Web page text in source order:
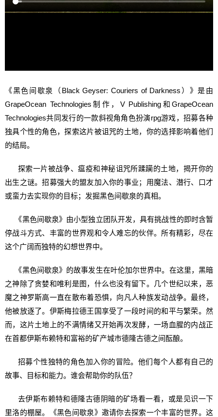
《黑色间歇泉（Black Geyser: Couriers of Darkness）》是由
GrapeOcean Technologies制作，V Publishing和GrapeOcean
Technologies共同发行的一款斜视角角色扮演rpg游戏，招募各种
独具个性的角色，探索这片被诅咒的土地，你的选择影响着他们
的结局。
探索一片被战争、瘟疫和神秘诅咒所蹂躏的土地，揭开你的
出生之谜。招募强大的盟友加入你的事业；用魔法、潜行、口才
或蛮力去实现你的目标；发掘黑色间歇泉的真相。
《黑色间歇泉》由小型独立团队开发，具有挑战性的即时含暂
停战斗方式、丰富的世界观和令人难忘的伙伴。所有精彩，尽在
这个广阔而独特的幻想世界中。
《黑色间歇泉》的故事发生在叶伦加尔世界中。在这里，黑暗
之神除了贪婪和唯利是图，什么也没有留下。几个世纪以来，恶
魔之神罗斯高一直在散布着恐惧，向凡人种族发动战争。最终，
他被放逐了。伊斯梅拉德王国享受了一段时间的和平与繁荣。然
而，这片土地上的不满情绪又开始再次发酵，一场血腥的内战正
在首都伊斯布赖特和富裕的矿产城市德隆古德之间酝酿。
招募个性独特的角色加入你的冒险。他们每个人都有自己的
故事、目标和能力。谁会帮助你的队伍？
去伊斯布赖特和德隆古德阴暗的矿场看一看，或是见识一下
里洛的棚屋。《黑色间歇泉》邀请你去探索一个丰富的世界。这